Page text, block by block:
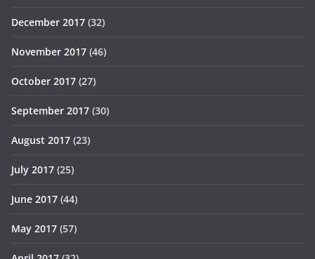
December 2017 (32)
November 2017 (46)
October 2017 (27)
September 2017 (30)
August 2017 (23)
July 2017 (25)
June 2017 (44)
May 2017 (57)